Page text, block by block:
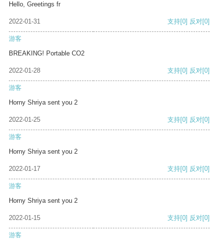
Hello, Greetings fr
2022-01-31 支持[0] 反对[0]
游客
BREAKING! Portable CO2
2022-01-28 支持[0] 反对[0]
游客
Horny Shriya sent you 2
2022-01-25 支持[0] 反对[0]
游客
Horny Shriya sent you 2
2022-01-17 支持[0] 反对[0]
游客
Horny Shriya sent you 2
2022-01-15 支持[0] 反对[0]
游客